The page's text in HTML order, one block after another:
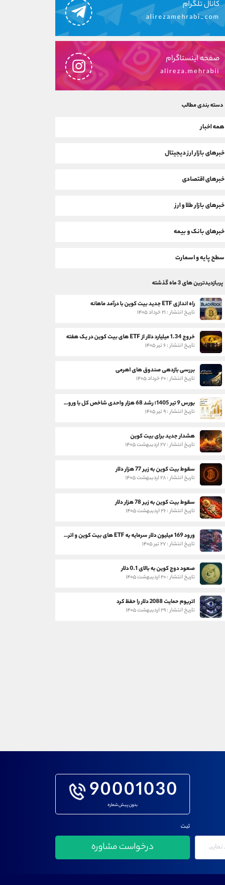
کانال تلگرام
alirezamehrabi_com
صفحه اینستاگرام
alireza.mehrabii
دسته بندی مطالب
همه اخبار
خبرهای بازار ارز دیجیتال
خبرهای اقتصادی
خبرهای بازار طلا و ارز
خبرهای بانک و بیمه
سطح پایه و اسمارت
پربازدیدترین های 3 ماه گذشته
راه اندازی ETF جدید بیت کوین با درآمد ماهانه
تاریخ انتشار : ۲۱ خرداد ۱۴۰۵
خروج 1.34 میلیارد دلار از ETF های بیت کوین در یک هفته
تاریخ انتشار : ۶ تیر ۱۴۰۵
بررسی بازدهی صندوق های اهرمی
تاریخ انتشار : ۲۰ خرداد ۱۴۰۵
بورس 9 تیر 1405؛ رشد 68 هزار واحدی شاخص کل با ورود 3 همت پول حقیقی
تاریخ انتشار : ۹ تیر ۱۴۰۵
هشدار جدید برای بیت کوین
تاریخ انتشار : ۲۷ اردیبهشت ۱۴۰۵
سقوط بیت کوین به زیر 77 هزار دلار
تاریخ انتشار : ۲۸ اردیبهشت ۱۴۰۵
سقوط بیت کوین به زیر 78 هزار دلار
تاریخ انتشار : ۲۶ اردیبهشت ۱۴۰۵
ورود 169 میلیون دلار سرمایه به ETF های بیت کوین و اتریوم
تاریخ انتشار : ۲۷ تیر ۱۴۰۵
صعود دوج کوین به بالای 0.1 دلار
تاریخ انتشار : ۲۰ اردیبهشت ۱۴۰۵
اتریوم حمایت 2088 دلار را حفظ کرد
تاریخ انتشار : ۲۹ اردیبهشت ۱۴۰۵
90001030
بدون پیش شماره
ثبت